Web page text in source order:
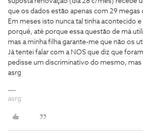
que os dados estão apenas com 29 megas
Em meses isto nunca tal tinha acontecido
porquê, até porque essa questão de má
mas a minha filha garante-me que não os
Já tentei falar com a NOS que diz que
pedisse um discriminativo do mesmo,
asrg
asrg